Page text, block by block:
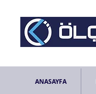
ANASAYFA